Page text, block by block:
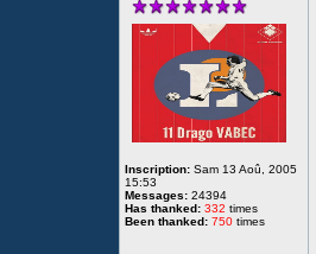
Inscription: Sam 13 Aoû, 2005
15:53
Messages: 24394
Has thanked: 332 times
Been thanked: 750 times